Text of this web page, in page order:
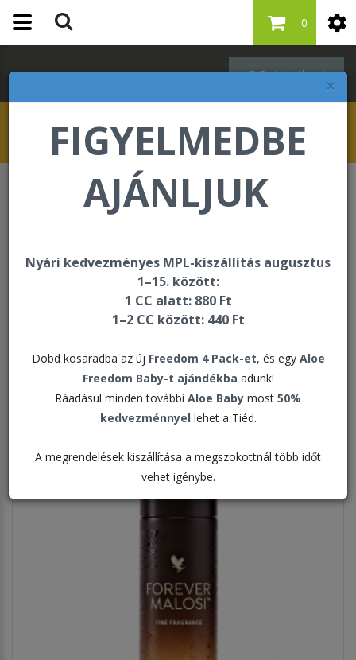
×
FIGYELMEDBE
AJÁNLJUK
Nyári kedvezményes MPL-kiszállítás augusztus
1–15. között:
1 CC alatt: 880 Ft
1–2 CC között: 440 Ft
Dobd kosaradba az új Freedom 4 Pack-et, és egy Aloe
Freedom Baby-t ajándékba adunk!
Ráadásul minden további Aloe Baby most 50%
kedvezménnyel lehet a Tiéd.
A megrendelések kiszállítása a megszokottnál több időt
vehet igénybe.
Bejelentkezés
0
Személyi higiénia
Rendezés:
Megjelenítve: